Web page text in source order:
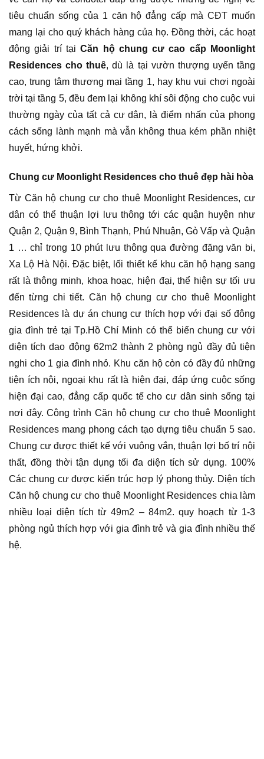
tiêu chuẩn sống của 1 căn hộ đẳng cấp mà CĐT muốn
mang lại cho quý khách hàng của họ. Đồng thời, các hoạt
động giải trí tạiCăn hộ chung cư cao cấp Moonlight
Residences cho thuê, dù là tại vườn thượng uyển tầng
cao, trung tâm thương mại tầng 1, hay khu vui chơi ngoài
trời tại tầng 5, đều đem lại không khí sôi động cho cuộc vui
thường ngày của tất cả cư dân, là điểm nhấn của phong
cách sống lành mạnh mà vẫn không thua kém phần nhiệt
huyết, hứng khởi.
Chung cư Moonlight Residences cho thuê đẹp hài hòa
Từ Căn hộ chung cư cho thuê Moonlight Residences, cư
dân có thể thuận lợi lưu thông tới các quận huyện như
Quận 2, Quận 9, Bình Thạnh, Phú Nhuận, Gò Vấp và Quận
1 … chỉ trong 10 phút lưu thông qua đường đặng văn bi,
Xa Lộ Hà Nội. Đặc biệt, lối thiết kế khu căn hộ hạng sang
rất là thông minh, khoa hoạc, hiện đại, thể hiện sự tối ưu
đến từng chi tiết. Căn hộ chung cư cho thuê Moonlight
Residences là dự án chung cư thích hợp với đại số đông
gia đình trẻ tại Tp.Hồ Chí Minh có thể biến chung cư với
diện tích dao động 62m2 thành 2 phòng ngủ đầy đủ tiện
nghi cho 1 gia đình nhỏ. Khu căn hộ còn có đầy đủ những
tiện ích nội, ngoại khu rất là hiện đại, đáp ứng cuộc sống
hiện đại cao, đẳng cấp quốc tế cho cư dân sinh sống tại
nơi đây. Công trình Căn hộ chung cư cho thuê Moonlight
Residences mang phong cách tạo dựng tiêu chuẩn 5 sao.
Chung cư được thiết kế với vuông vắn, thuận lợi bố trí nội
thất, đồng thời tận dụng tối đa diện tích sử dụng. 100%
Các chung cư được kiến trúc hợp lý phong thủy. Diện tích
Căn hộ chung cư cho thuê Moonlight Residences chia làm
nhiều loại diện tích từ 49m2 – 84m2. quy hoạch từ 1-3
phòng ngủ thích hợp với gia đình trẻ và gia đình nhiều thế
hệ.